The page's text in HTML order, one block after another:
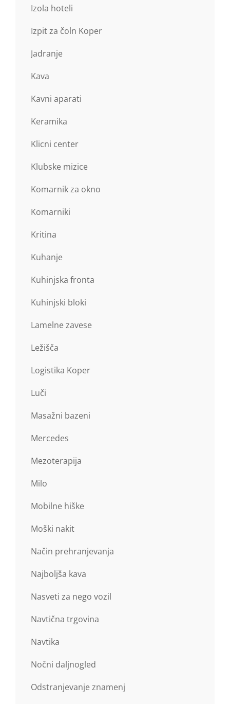
Izola hoteli
Izpit za čoln Koper
Jadranje
Kava
Kavni aparati
Keramika
Klicni center
Klubske mizice
Komarnik za okno
Komarniki
Kritina
Kuhanje
Kuhinjska fronta
Kuhinjski bloki
Lamelne zavese
Ležišča
Logistika Koper
Luči
Masažni bazeni
Mercedes
Mezoterapija
Milo
Mobilne hiške
Moški nakit
Način prehranjevanja
Najboljša kava
Nasveti za nego vozil
Navtična trgovina
Navtika
Nočni daljnogled
Odstranjevanje znamenj